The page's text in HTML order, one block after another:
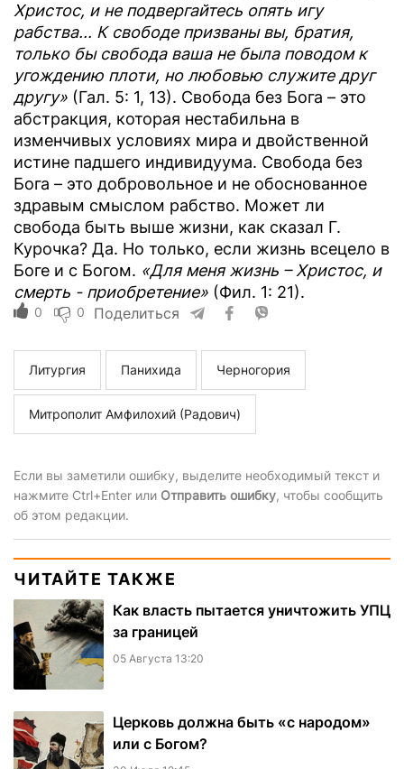
Христос, и не подвергайтесь опять игу
рабства... К свободе призваны вы, братия,
только бы свобода ваша не была поводом к
угождению плоти, но любовью служите друг
другу» (Гал. 5: 1, 13). Свобода без Бога – это
абстракция, которая нестабильна в
изменчивых условиях мира и двойственной
истине падшего индивидуума. Свобода без
Бога – это добровольное и не обоснованное
здравым смыслом рабство. Может ли
свобода быть выше жизни, как сказал Г.
Курочка? Да. Но только, если жизнь всецело в
Боге и с Богом. «Для меня жизнь – Христос, и
смерть - приобретение» (Фил. 1: 21).
0 0 Поделиться
Литургия Панихида Черногория
Митрополит Амфилохий (Радович)
Если вы заметили ошибку, выделите необходимый текст и
нажмите Ctrl+Enter или Отправить ошибку, чтобы сообщить
об этом редакции.
ЧИТАЙТЕ ТАКЖЕ
Как власть пытается уничтожить УПЦ
за границей
05 Августа 13:20
Церковь должна быть «с народом»
или с Богом?